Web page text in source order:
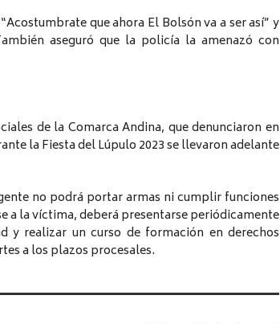
que ahora El Bolsón va a ser así” y
aseguró que la policía la amenazó con
de la Comarca Andina, que denunciaron en
la Fiesta del Lúpulo 2023 se llevaron adelante
no podrá portar armas ni cumplir funciones
a la víctima, deberá presentarse periódicamente
y realizar un curso de formación en derechos
a los plazos procesales.